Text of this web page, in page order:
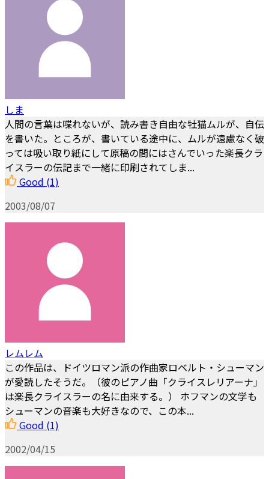
しま
人間の言葉は喋れないが、読み書き自由な牡猫ムルが、自伝
を書いた。ところが、書いている途中に、ムルが遠慮なく破
っては吸い取り紙にして原稿の間にはさんでいった楽長クラ
イスラーの伝記まで一緒に印刷されてしま...
Good (1)
2003/08/07
レムレム
この作品は、ドイツロマン派の作曲家ロベルト・シューマン
が愛読したそうだ。（彼のピアノ曲「クライスレリアーナ」
は楽長クライスラーの名に由来する。） ホフマンの文学も
シューマンの音楽も大好きなので、この本...
Good (1)
2002/04/15